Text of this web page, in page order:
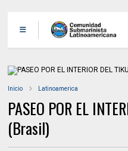
Inicio Latinoamerica
PASEO POR EL
(Brasil)